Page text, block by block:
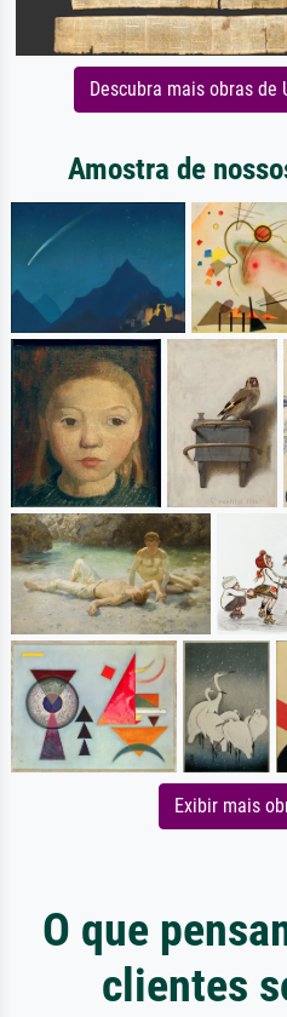
Descubra mais obras de
Amostra de
Exibir mais
O que
clientes